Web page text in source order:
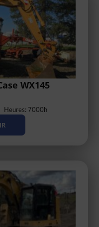
WX145
Heures: 7000h